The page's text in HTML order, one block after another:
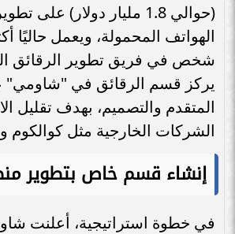
(حوالي 1.8 مليار دولار) على
شخص في فريق تطوير الرقائق
يركز قسم الرقائق في "شاومي"
المتقدم والتصميم، بهدف تقليل
الشركات الخارجية مثل كوالكوم وMediaTek.
إنشاء قسم خاص بتطوير
في خطوة استراتيجية، أعلنت